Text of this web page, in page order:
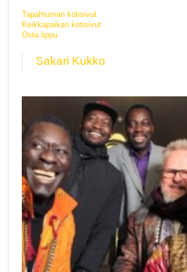
Tapahtuman kotisivut
Keikkapaikan kotisivut
Osta lippu
Sakari Kukko